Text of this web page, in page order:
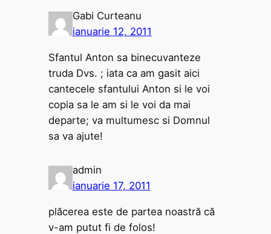
Gabi Curteanu
ianuarie 12, 2011
Sfantul Anton sa binecuvanteze
truda Dvs. ; iata ca am gasit aici
cantecele sfantului Anton si le voi
copia sa le am si le voi da mai
departe; va multumesc si Domnul
sa va ajute!
admin
ianuarie 17, 2011
plăcerea este de partea noastră că
v-am putut fi de folos!